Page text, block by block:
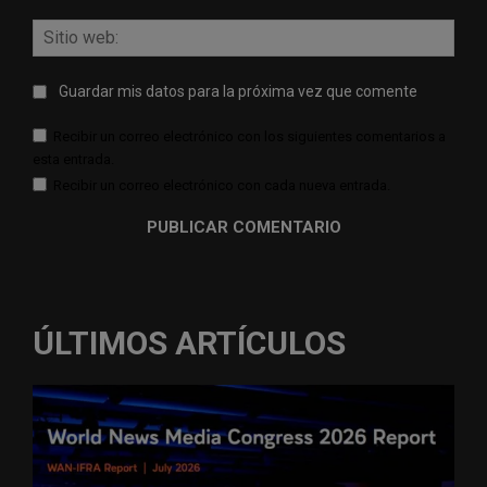
Guardar mis datos para la próxima vez que comente
ÚLTIMOS ARTÍCULOS